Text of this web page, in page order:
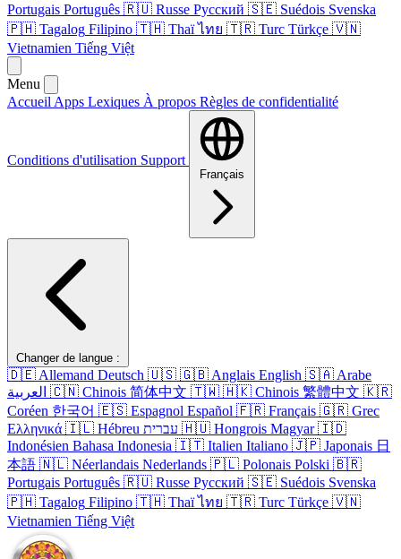
Portugais Português 🇷🇺 Russe Русский 🇸🇪 Suédois Svenska
🇵🇭 Tagalog Filipino 🇹🇭 Thaï ไทย 🇹🇷 Turc Türkçe 🇻🇳
Vietnamien Tiếng Việt
Menu
Accueil Apps Lexiques À propos Règles de confidentialité
Conditions d'utilisation Support
Français
Changer de langue :
🇩🇪 Allemand Deutsch 🇺🇸 🇬🇧 Anglais English 🇸🇦 Arabe
العربية 🇨🇳 Chinois 简体中文 🇹🇼 🇭🇰 Chinois 繁體中文 🇰🇷
Coréen 한국어 🇪🇸 Espagnol Español 🇫🇷 Français 🇬🇷 Grec
Ελληνικά 🇮🇱 Hébreu עברית 🇭🇺 Hongrois Magyar 🇮🇩
Indonésien Bahasa Indonesia 🇮🇹 Italien Italiano 🇯🇵 Japonais 日
本語 🇳🇱 Néerlandais Nederlands 🇵🇱 Polonais Polski 🇧🇷
Portugais Português 🇷🇺 Russe Русский 🇸🇪 Suédois Svenska
🇵🇭 Tagalog Filipino 🇹🇭 Thaï ไทย 🇹🇷 Turc Türkçe 🇻🇳
Vietnamien Tiếng Việt